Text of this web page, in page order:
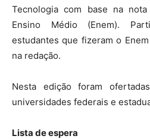
Tecnologia com base na
Ensino Médio (Enem).
estudantes que fizeram o
na redação.
Nesta edição foram
universidades federais e
Lista de espera